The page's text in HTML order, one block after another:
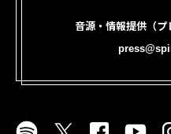
音源・情報提供（プ